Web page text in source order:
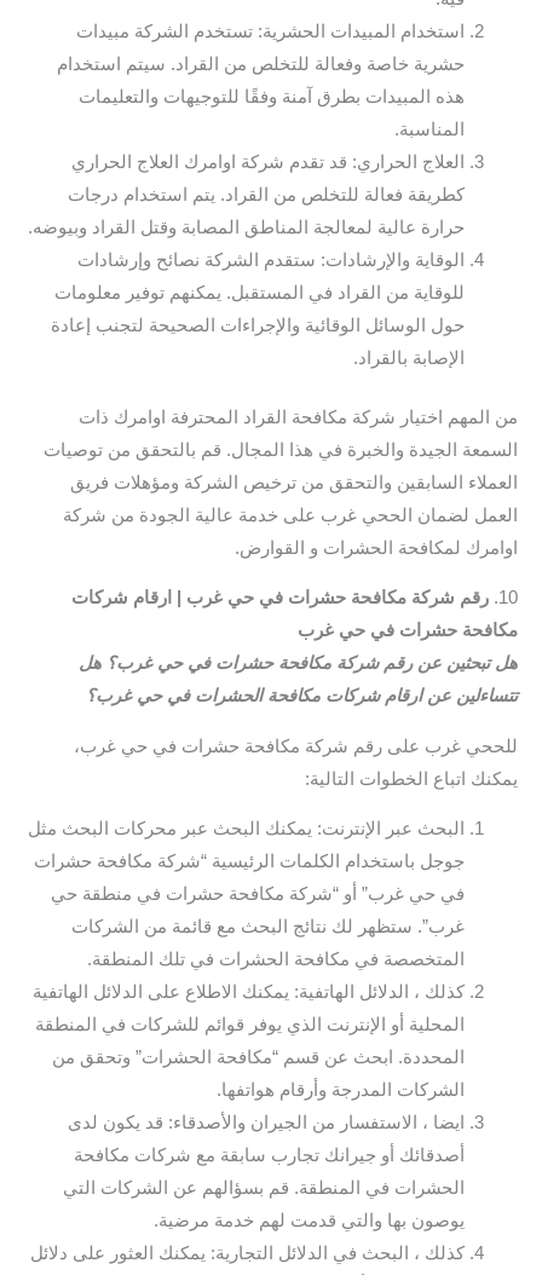
استخدام المبيدات الحشرية: تستخدم الشركة مبيدات
حشرية خاصة وفعالة للتخلص من القراد. سيتم استخدام
هذه المبيدات بطرق آمنة وفقًا للتوجيهات والتعليمات
المناسبة.
العلاج الحراري: قد تقدم شركة اوامرك العلاج الحراري
كطريقة فعالة للتخلص من القراد. يتم استخدام درجات
حرارة عالية لمعالجة المناطق المصابة وقتل القراد وبيوضه.
الوقاية والإرشادات: ستقدم الشركة نصائح وإرشادات
للوقاية من القراد في المستقبل. يمكنهم توفير معلومات
حول الوسائل الوقائية والإجراءات الصحيحة لتجنب إعادة
الإصابة بالقراد.
من المهم اختيار شركة مكافحة القراد المحترفة اوامرك ذات
السمعة الجيدة والخبرة في هذا المجال. قم بالتحقق من توصيات
العملاء السابقين والتحقق من ترخيص الشركة ومؤهلات فريق
العمل لضمان الححي غرب على خدمة عالية الجودة من شركة
اوامرك لمكافحة الحشرات و القوارض.
10. رقم شركة مكافحة حشرات في حي غرب | ارقام شركات
مكافحة حشرات في حي غرب
هل تبحثين عن رقم شركة مكافحة حشرات في حي غرب؟ هل
تتساءلين عن ارقام شركات مكافحة الحشرات في حي غرب؟
للححي غرب على رقم شركة مكافحة حشرات في حي غرب،
يمكنك اتباع الخطوات التالية:
البحث عبر الإنترنت: يمكنك البحث عبر محركات البحث مثل
جوجل باستخدام الكلمات الرئيسية “شركة مكافحة حشرات
في حي غرب” أو “شركة مكافحة حشرات في منطقة حي
غرب”. ستظهر لك نتائج البحث مع قائمة من الشركات
المتخصصة في مكافحة الحشرات في تلك المنطقة.
كذلك ، الدلائل الهاتفية: يمكنك الاطلاع على الدلائل الهاتفية
المحلية أو الإنترنت الذي يوفر قوائم للشركات في المنطقة
المحددة. ابحث عن قسم “مكافحة الحشرات” وتحقق من
الشركات المدرجة وأرقام هواتفها.
ايضا ، الاستفسار من الجيران والأصدقاء: قد يكون لدى
أصدقائك أو جيرانك تجارب سابقة مع شركات مكافحة
الحشرات في المنطقة. قم بسؤالهم عن الشركات التي
يوصون بها والتي قدمت لهم خدمة مرضية.
كذلك ، البحث في الدلائل التجارية: يمكنك العثور على دلائل